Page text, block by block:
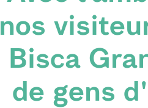
nos
Bisca
de gens